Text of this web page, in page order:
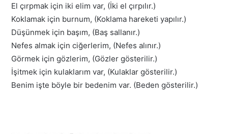
El çırpmak için iki elim var, (İki el çırpılır.)
Koklamak için burnum, (Koklama hareketi yapılır.)
Düşünmek için başım, (Baş sallanır.)
Nefes almak için ciğerlerim, (Nefes alınır.)
Görmek için gözlerim, (Gözler gösterilir.)
İşitmek için kulaklarım var, (Kulaklar gösterilir.)
Benim işte böyle bir bedenim var. (Beden gösterilir.)